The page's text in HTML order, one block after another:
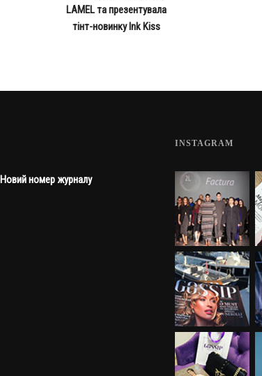
LAMEL та презентувала
тінт-новинку Ink Kiss
Новий номер журналу
INSTAGRAM